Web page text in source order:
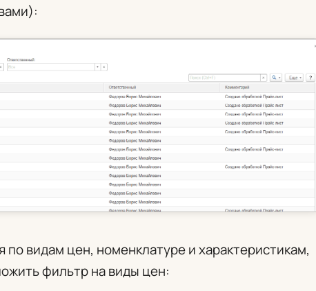
видам цен, номенклатуре и характеристикам,
фильтр на виды цен: